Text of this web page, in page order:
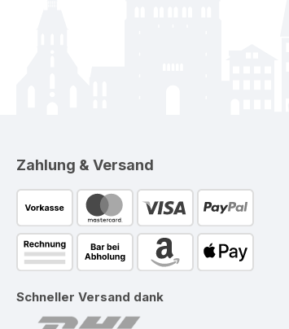
Zahlung & Versand
Schneller Versand dank